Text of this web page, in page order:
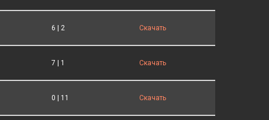
6 | 2 Скачать
7 | 1 Скачать
0 | 11 Скачать